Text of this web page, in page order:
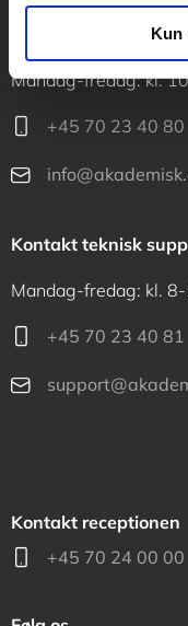
Kun
Kontakt
Mandag-fredag: kl.
+45 70 23 40 80
Kontakt teknisk
Mandag-fredag: kl.
+45 70 23 40 81
Kontakt receptionen
+45 70 24 00 00